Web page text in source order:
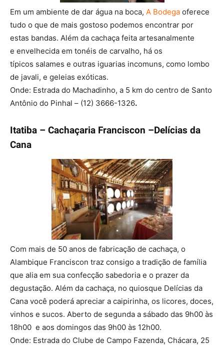
Em um ambiente de dar água na boca, A Bodega oferece
tudo o que de mais gostoso podemos encontrar por
estas bandas. Além da cachaça feita artesanalmente
e envelhecida em tonéis de carvalho, há os
típicos salames e outras iguarias incomuns, como lombo
de javali, e geleias exóticas.
Onde: Estrada do Machadinho, a 5 km do centro de Santo
Antônio do Pinhal – (12) 3666-1326.
Itatiba – Cachaçaria Franciscon –Delícias da
Cana
Com mais de 50 anos de fabricação de cachaça, o
Alambique Franciscon traz consigo a tradição de família
que alia em sua confecção sabedoria e o prazer da
degustação. Além da cachaça, no quiosque Delícias da
Cana você poderá apreciar a caipirinha, os licores, doces,
vinhos e sucos. Aberto de segunda a sábado das 9h00 às
18h00 e aos domingos das 9h00 às 12h00.
Onde: Estrada do Clube de Campo Fazenda, Chácara, 25